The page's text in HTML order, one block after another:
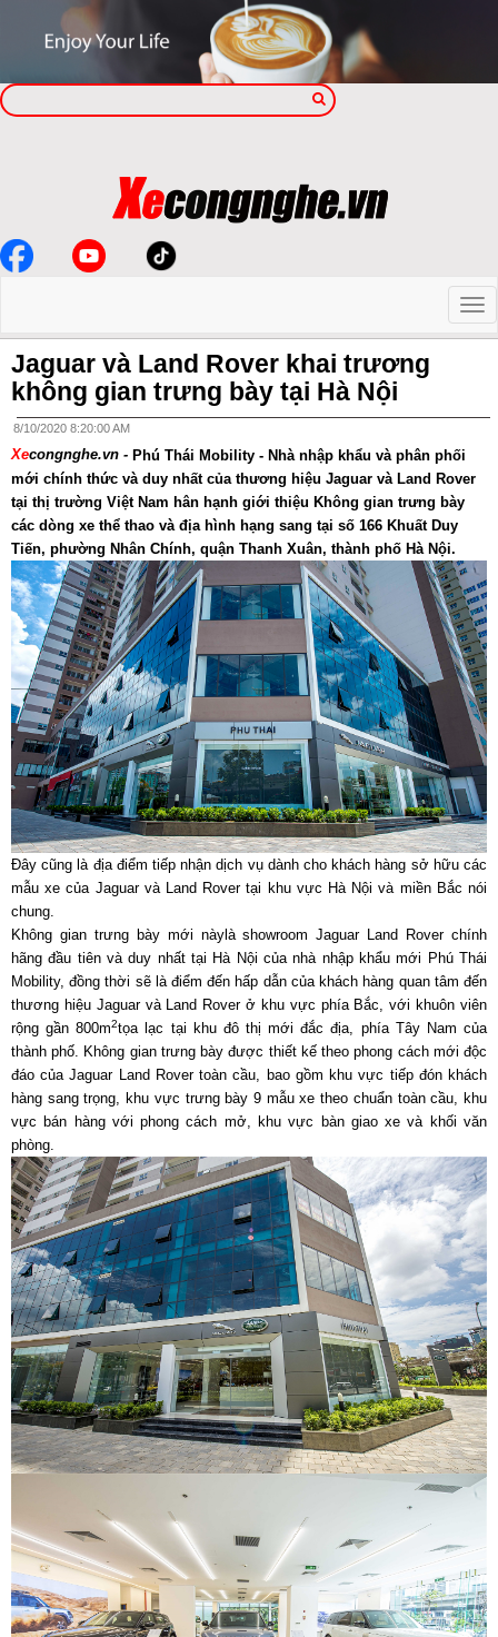
Jaguar và Land Rover khai trương
không gian trưng bày tại Hà Nội
8/10/2020 8:20:00 AM
Xecongnghe.vn - Phú Thái Mobility - Nhà nhập khẩu và phân phối
mới chính thức và duy nhất của thương hiệu Jaguar và Land Rover
tại thị trường Việt Nam hân hạnh giới thiệu Không gian trưng bày
các dòng xe thể thao và địa hình hạng sang tại số 166 Khuất Duy
Tiến, phường Nhân Chính, quận Thanh Xuân, thành phố Hà Nội.
Đây cũng là địa điểm tiếp nhận dịch vụ dành cho khách hàng sở hữu các
mẫu xe của Jaguar và Land Rover tại khu vực Hà Nội và miền Bắc nói
chung.
Không gian trưng bày mới nàylà showroom Jaguar Land Rover chính
hãng đầu tiên và duy nhất tại Hà Nội của nhà nhập khẩu mới Phú Thái
Mobility, đồng thời sẽ là điểm đến hấp dẫn của khách hàng quan tâm đến
thương hiệu Jaguar và Land Rover ở khu vực phía Bắc, với khuôn viên
rộng gần 800m2tọa lạc tại khu đô thị mới đắc địa, phía Tây Nam của
thành phố. Không gian trưng bày được thiết kế theo phong cách mới độc
đáo của Jaguar Land Rover toàn cầu, bao gồm khu vực tiếp đón khách
hàng sang trọng, khu vực trưng bày 9 mẫu xe theo chuẩn toàn cầu, khu
vực bán hàng với phong cách mở, khu vực bàn giao xe và khối văn
phòng.